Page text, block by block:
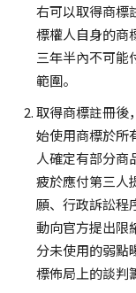
右可以取得商標
標權人自身的商
三年半內不可能
範圍。
取得商標註冊後
始使用商標於所
人確定有部分商
疲於應付第三人
願、行政訴訟程
動向官方提出限
分未使用的弱點
標佈局上的談判